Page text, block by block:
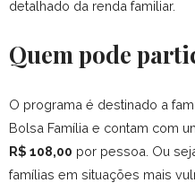
detalhado da renda familiar.
Quem pode
O programa é destinado a
Bolsa Família e contam com
R$ 108,00 por pessoa. Ou
famílias em situações mais